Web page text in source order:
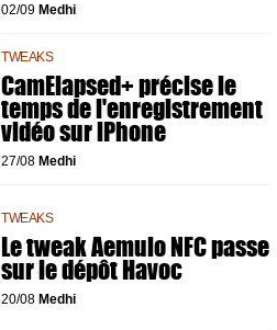
02/09 Medhi
TWEAKS
CamElapsed+ précise le
temps de l'enregistrement
vidéo sur iPhone
27/08 Medhi
TWEAKS
Le tweak Aemulo NFC passe
sur le dépôt Havoc
20/08 Medhi